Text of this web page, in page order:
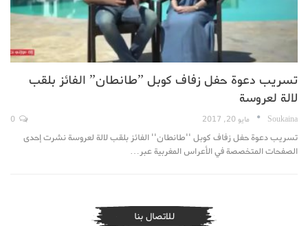
تسريب دعوة حفل زفاف كوبل ”طانطان” الفائز بلقب
لالة لعروسة
Soukaina مايو 20, 2017
تسريب دعوة حفل زفاف كوبل ''طانطان'' الفائز بلقب لالة لعروسة نشرت إحدى
الصفحات المتخصصة في الأعراس المغربية عبر…
للاتصال بنا